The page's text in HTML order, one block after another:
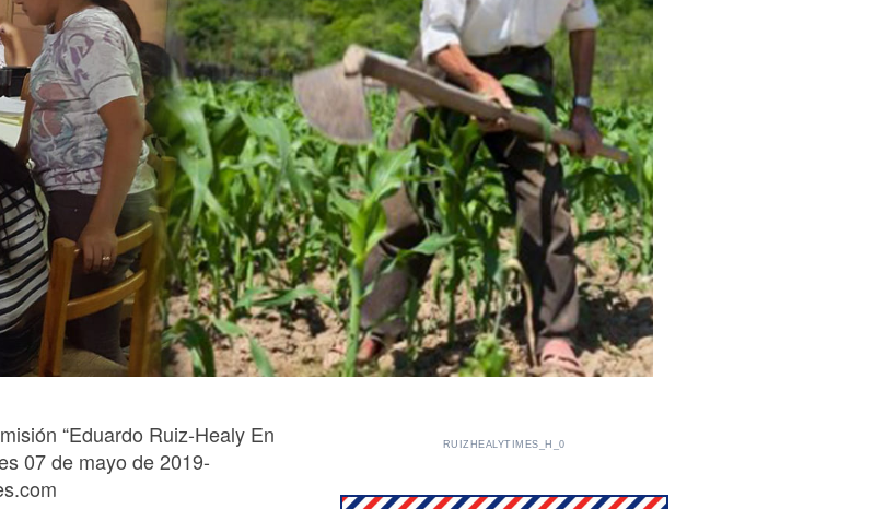
“Eduardo Ruiz-Healy En
07 de mayo de 2019-
RUIZHEALYTIMES_H_0